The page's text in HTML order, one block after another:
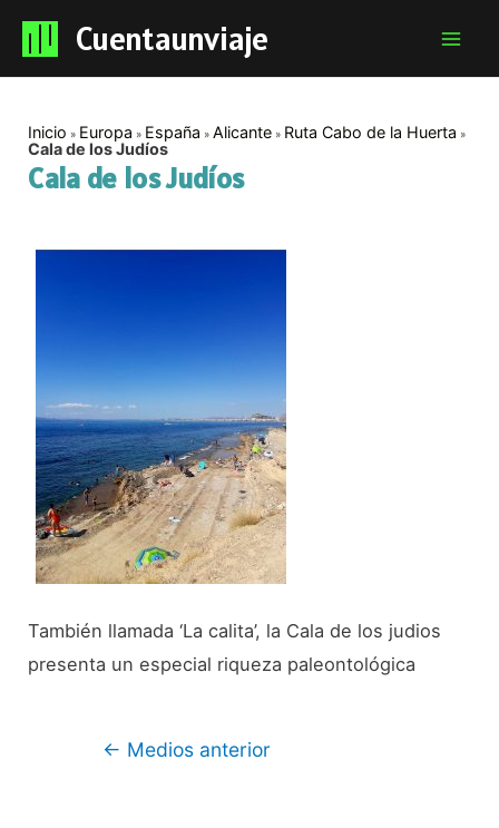
Cuentaunviaje
Inicio Europa España Alicante
Ruta Cabo de la Huerta
Cala de los Judíos
Cala de los Judíos
También llamada ‘La calita’, la Cala de los judios
presenta un especial riqueza paleontológica
Navegación
← Medios anterior